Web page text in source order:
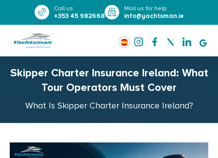
Call us:
+353 45 982668
Mail us for help:
info@yachtsman.ie
Skipper Charter Insurance Ireland: What
Tour Operators Must Cover
What Is Skipper Charter Insurance Ireland?